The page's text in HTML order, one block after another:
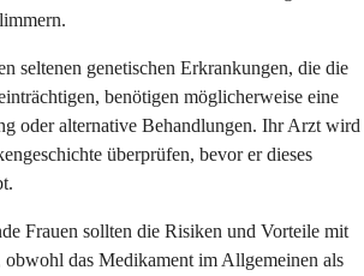
seltenen genetischen Erkrankungen, die die
benötigen möglicherweise eine
oder alternative Behandlungen. Ihr Arzt wird
überprüfen, bevor er dieses
Frauen sollten die Risiken und Vorteile mit
obwohl das Medikament im Allgemeinen als